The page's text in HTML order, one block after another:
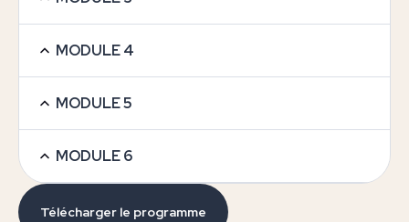
MODULE 4
MODULE 5
MODULE 6
Télécharger le programme